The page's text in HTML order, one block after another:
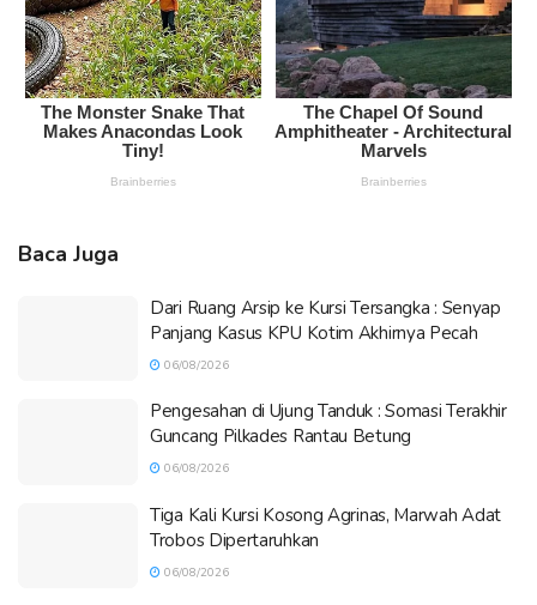
Baca Juga
Dari Ruang Arsip ke Kursi Tersangka : Senyap
Panjang Kasus KPU Kotim Akhirnya Pecah
06/08/2026
Pengesahan di Ujung Tanduk : Somasi Terakhir
Guncang Pilkades Rantau Betung
06/08/2026
Tiga Kali Kursi Kosong Agrinas, Marwah Adat
Trobos Dipertaruhkan
06/08/2026